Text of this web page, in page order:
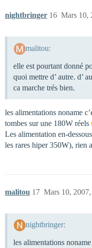
nightbringer Mars 10,
16
malitou:
elle est pourtant donné
quoi mettre d’ autre. d’
ca marche trés bien.
les alimentations noname
tombes sur une 180W réels
Les alimentation en-
les rares hiper 350W), rien
malitou Mars 10,
17
nightbringer:
les alimentations